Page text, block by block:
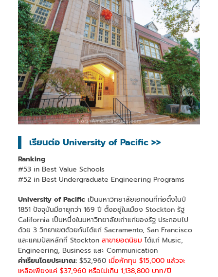
เรียนต่อ University of Pacific >>
Ranking
#53 in Best Value Schools
#52 in Best Undergraduate Engineering Programs
University of Pacific เป็นมหาวิทยาลัยเอกชนที่ก่อตั้งในปี
1851 ปัจจุบันมีอายุกว่า 169 ปี ตั้งอยู่ในเมือง Stockton รัฐ
California เป็นหนึ่งในมหาวิทยาลัยเก่าแก่ของรัฐ ประกอบไป
ด้วย 3 วิทยาเขตด้วยกันได้แก่ Sacramento, San Francisco
และแคมปัสหลักที่ Stocktonสาขายอดนิยม ได้แก่ Music,
Engineering, Business และ Communication
ค่าเรียนโดยประมาณ: $52,960เมื่อหักทุน $15,000 แล้วจะ
เหลือเพียงแค่ $37,960 หรือไม่เกิน 1,138,800 บาท/ปี